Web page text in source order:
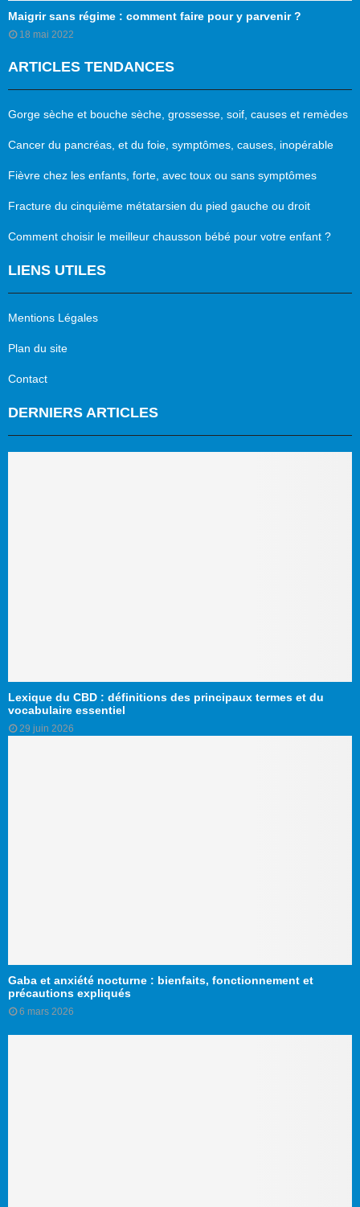
Maigrir sans régime : comment faire pour y parvenir ?
18 mai 2022
ARTICLES TENDANCES
Gorge sèche et bouche sèche, grossesse, soif, causes et remèdes
Cancer du pancréas, et du foie, symptômes, causes, inopérable
Fièvre chez les enfants, forte, avec toux ou sans symptômes
Fracture du cinquième métatarsien du pied gauche ou droit
Comment choisir le meilleur chausson bébé pour votre enfant ?
LIENS UTILES
Mentions Légales
Plan du site
Contact
DERNIERS ARTICLES
Lexique du CBD : définitions des principaux termes et du
vocabulaire essentiel
29 juin 2026
Gaba et anxiété nocturne : bienfaits, fonctionnement et
précautions expliqués
6 mars 2026